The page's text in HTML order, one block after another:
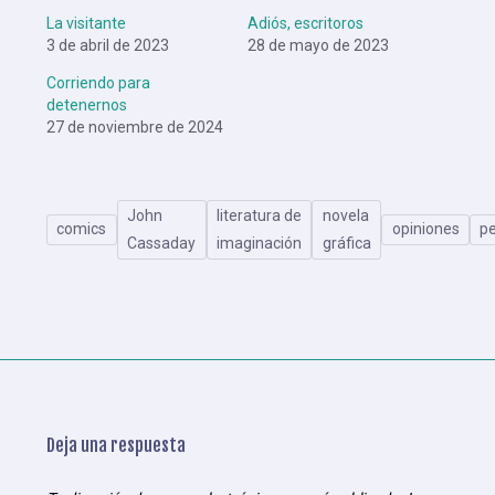
La visitante
3 de abril de 2023
Adiós, escritoros
28 de mayo de 2023
Corriendo para
detenernos
27 de noviembre de 2024
comics
John
Cassaday
literatura de
imaginación
novela
gráfica
opiniones
Deja una respuesta